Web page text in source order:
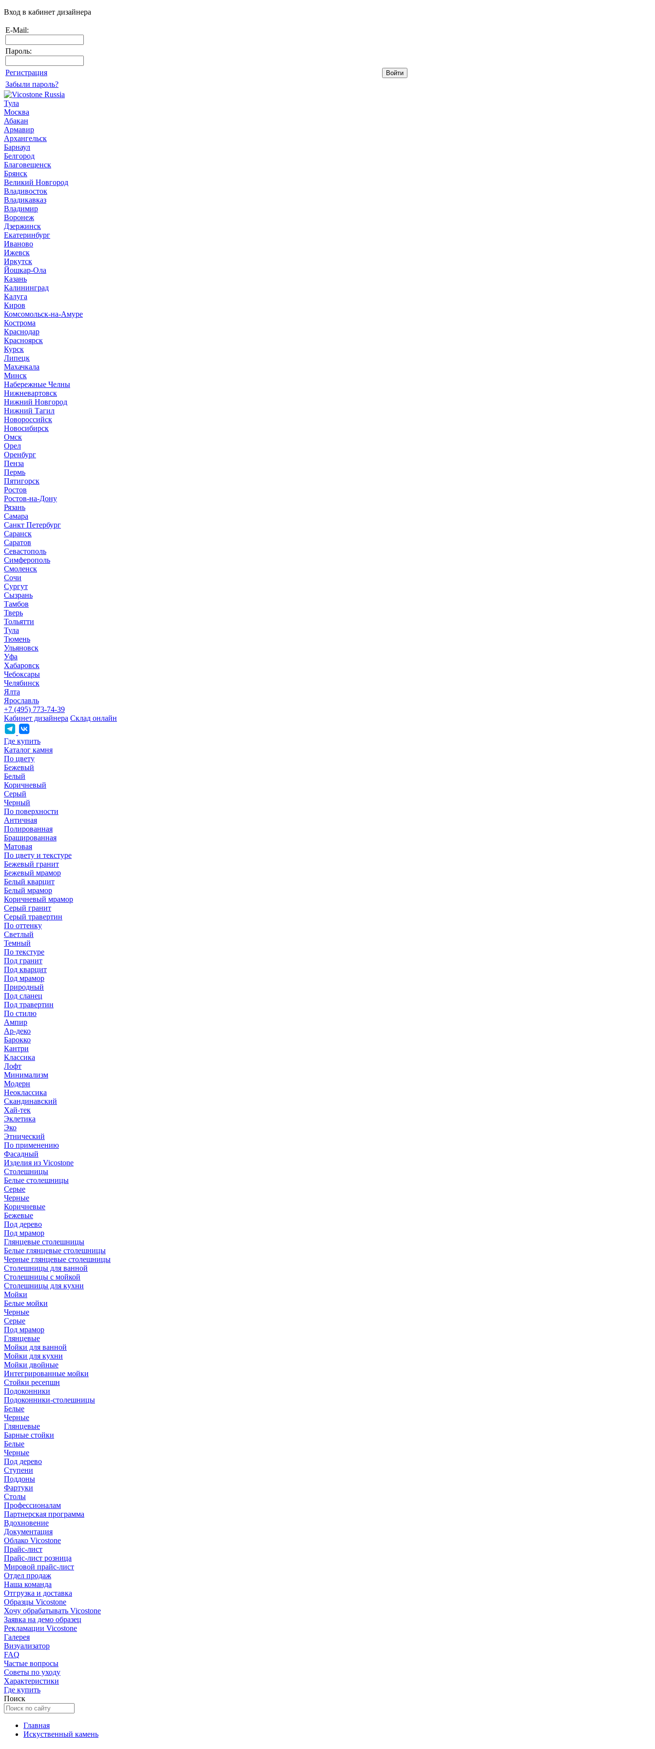
Вход в кабинет дизайнера
E-Mail:
Пароль:
Регистрация
Забыли пароль?
Тула
Москва
Абакан
Армавир
Архангельск
Барнаул
Белгород
Благовещенск
Брянск
Великий Новгород
Владивосток
Владикавказ
Владимир
Воронеж
Дзержинск
Екатеринбург
Иваново
Ижевск
Иркутск
Йошкар-Ола
Казань
Калининград
Калуга
Киров
Комсомольск-на-Амуре
Кострома
Краснодар
Красноярск
Курск
Липецк
Махачкала
Минск
Набережные Челны
Нижневартовск
Нижний Новгород
Нижний Тагил
Новороссийск
Новосибирск
Омск
Орел
Оренбург
Пенза
Пермь
Пятигорск
Ростов
Ростов-на-Дону
Рязань
Самара
Санкт Петербург
Саранск
Саратов
Севастополь
Симферополь
Смоленск
Сочи
Сургут
Сызрань
Тамбов
Тверь
Тольятти
Тула
Тюмень
Ульяновск
Уфа
Хабаровск
Чебоксары
Челябинск
Ялта
Ярославль
+7 (495) 773-74-39
Кабинет дизайнера Склад онлайн
Где купить
Каталог камня
По цвету
Бежевый
Белый
Коричневый
Серый
Черный
По поверхности
Античная
Полированная
Брашированная
Матовая
По цвету и текстуре
Бежевый гранит
Бежевый мрамор
Белый кварцит
Белый мрамор
Коричневый мрамор
Серый гранит
Серый травертин
По оттенку
Светлый
Темный
По текстуре
Под гранит
Под кварцит
Под мрамор
Природный
Под сланец
Под травертин
По стилю
Ампир
Ар-деко
Барокко
Кантри
Классика
Лофт
Минимализм
Модерн
Неоклассика
Скандинавский
Хай-тек
Эклетика
Эко
Этнический
По применению
Фасадный
Изделия из Vicostone
Столешницы
Белые столешницы
Серые
Черные
Коричневые
Бежевые
Под дерево
Под мрамор
Глянцевые столешницы
Белые глянцевые столешницы
Черные глянцевые столешницы
Столешницы для ванной
Столешницы с мойкой
Столешницы для кухни
Мойки
Белые мойки
Черные
Серые
Под мрамор
Глянцевые
Мойки для ванной
Мойки для кухни
Мойки двойные
Интегрированные мойки
Стойки ресепшн
Подоконники
Подоконники-столешницы
Белые
Черные
Глянцевые
Барные стойки
Белые
Черные
Под дерево
Ступени
Поддоны
Фартуки
Столы
Профессионалам
Партнерская программа
Вдохновение
Документация
Облако Vicostone
Прайс-лист
Прайс-лист розница
Мировой прайс-лист
Отдел продаж
Наша команда
Отгрузка и доставка
Образцы Vicostone
Хочу обрабатывать Vicostone
Заявка на демо образец
Рекламации Vicostone
Галерея
Визуализатор
FAQ
Частые вопросы
Советы по уходу
Характеристики
Где купить
Поиск
Главная
Искуственный камень